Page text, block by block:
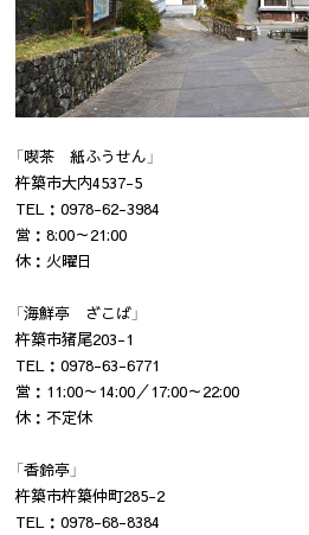
「喫茶 紙ふうせん」
杵築市大内4537-5
TEL：0978-62-3984
営：8:00～21:00
休：火曜日
「海鮮亭 ざこば」
杵築市猪尾203-1
TEL：0978-63-6771
営：11:00～14:00／17:00～22:00
休：不定休
「香鈴亭」
杵築市杵築仲町285-2
TEL：0978-68-8384